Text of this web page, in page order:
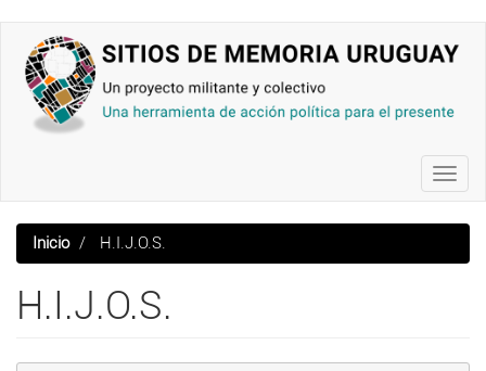
contenido
principal
Inicio H.I.J.O.S.
H.I.J.O.S.